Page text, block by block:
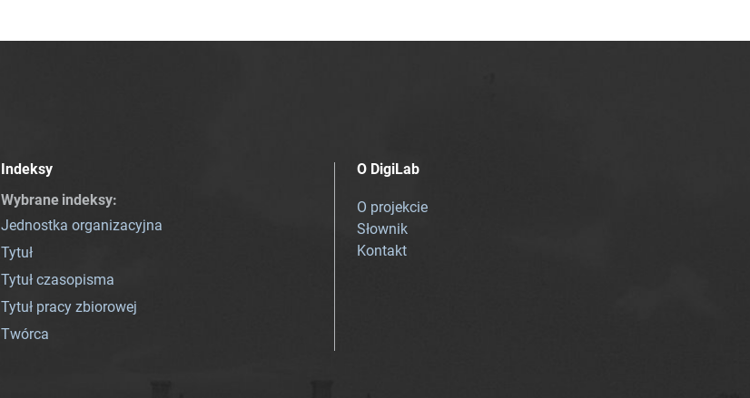
Indeksy
Wybrane indeksy:
Jednostka organizacyjna
Tytuł
Tytuł czasopisma
Tytuł pracy zbiorowej
Twórca
O DigiLab
O projekcie
Słownik
Kontakt